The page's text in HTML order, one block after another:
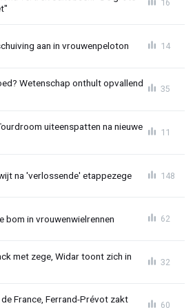
16
aan in vrouwenpeloton 14
Wetenschap onthult opvallend
35
uiteenspatten na nieuwe
11
na 'verlossende' etappezege 148
bom in vrouwenwielrennen 62
met zege, Widar toont zich in
32
France, Ferrand-Prévot zakt
60